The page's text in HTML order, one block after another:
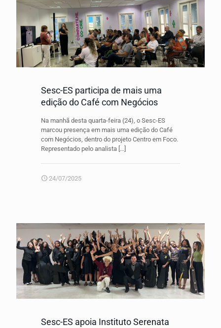
Sesc-ES participa de mais uma
edição do Café com Negócios
Na manhã desta quarta-feira (24), o Sesc-ES
marcou presença em mais uma edição do Café
com Negócios, dentro do projeto Centro em Foco.
Representado pelo analista […]
24/07/2025
Sesc-ES apoia Instituto Serenata